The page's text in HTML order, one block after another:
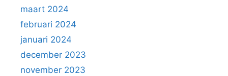
maart 2024
februari 2024
januari 2024
december 2023
november 2023